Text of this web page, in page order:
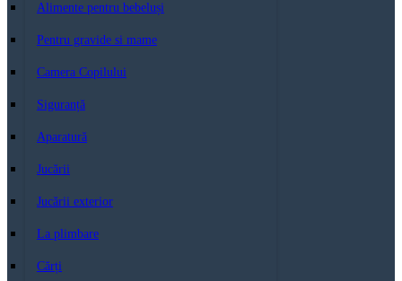
Alimente pentru bebeluși
Pentru gravide si mame
Camera Copilului
Siguranță
Aparatură
Jucării
Jucării exterior
La plimbare
Cărți